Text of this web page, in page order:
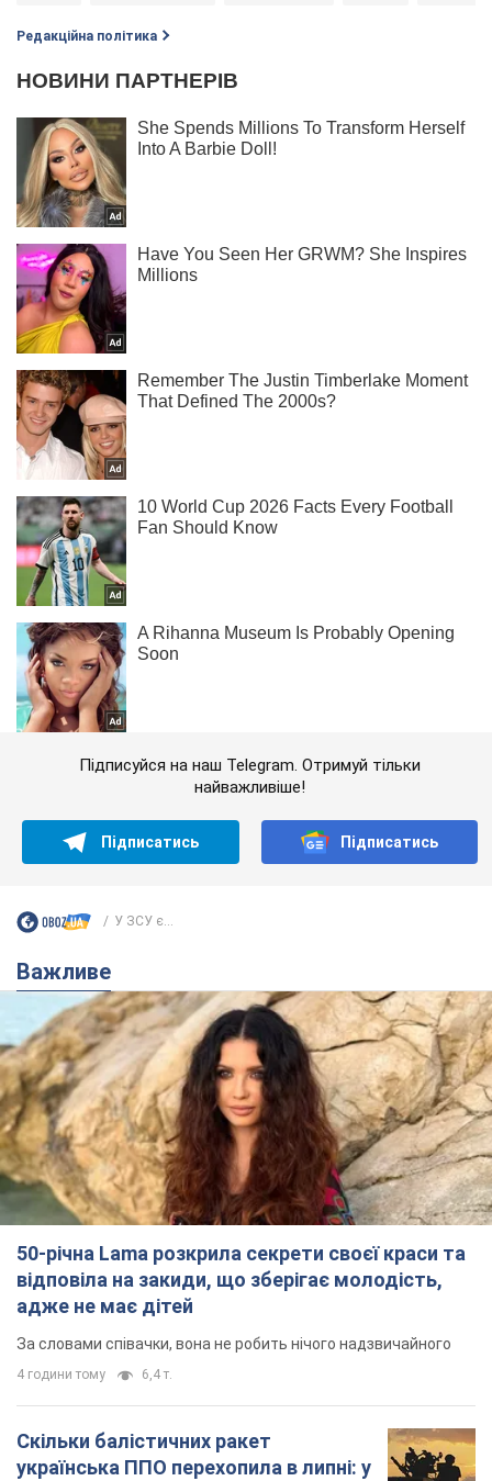
Редакційна політика
Підписуйся на наш Telegram. Отримуй тільки
найважливіше!
Підписатись Підписатись
У ЗСУ є...
Важливе
50-річна Lama розкрила секрети своєї краси та
відповіла на закиди, що зберігає молодість,
адже не має дітей
За словами співачки, вона не робить нічого надзвичайного
4 години тому 6,4 т.
Скільки балістичних ракет
українська ППО перехопила в липні: у